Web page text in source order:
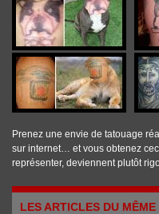
Prenez une envie de tatouage
sur internet… et vous obtenez
représenter, deviennent plutôt
LES ARTICLES DU MÊME